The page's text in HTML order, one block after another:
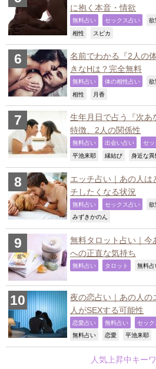
に抱く本音・情欲
無料占い セックス占い 欲
相性 スピカ
名前でわかる『2人の
きなHは？完全無料
無料占い 体の相性占い 欲
相性 月香
生年月日で占う『次あ
特徴、2人の関係性
無料占い 出会い占い セッ
平池来耶 縁結び 身近な異
エッチ占い｜あの人は
チしたくなる状況
無料占い セックス占い 欲
みずきかのん
無料タロット占い｜今
への正直な気持ち
無料占い タロット 無料占
夜の恋占い｜あの人の
人がSEXする可能性
恋愛占い 無料占い セック
無料占い 恋愛 平池来耶
人気上昇中キー